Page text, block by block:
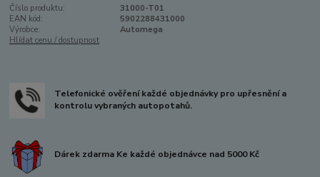
Číslo produktu:
31000-T01
EAN kód:
5902288431000
Výrobce:
Automega
Hlídat cenu / dostupnost
Telefonické ověření každé objednávky pro upřesnění a
kontrolu vybraných autopotahů.
Dárek zdarma Ke každé objednávce nad 5000 Kč